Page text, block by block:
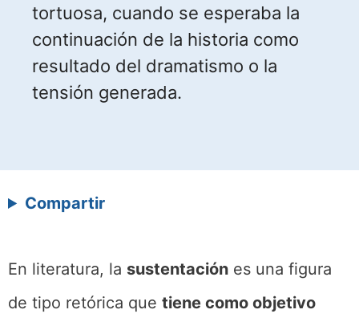
tortuosa, cuando se esperaba la
continuación de la historia como
resultado del dramatismo o la
tensión generada.
Compartir
En literatura, la sustentación es una figura
de tipo retórica que tiene como objetivo